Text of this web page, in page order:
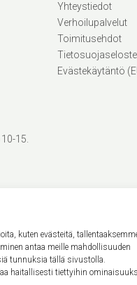
kuten evästeitä,
antaa meille mahdollisuuden
tunnuksia tällä sivustolla.
haitallisesti tiettyihin
15.
Yhteystiedot
Verhoilupalvelut
Toimitusehdot
Tietosuojaseloste
Evästekäytäntö